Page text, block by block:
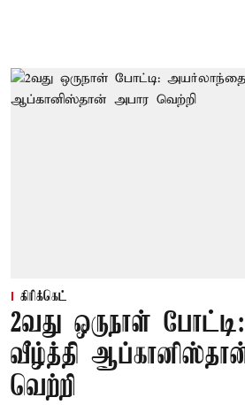
கிரிக்கெட்
2வது ஒருநாள்
வீழ்த்தி
வெற்றி